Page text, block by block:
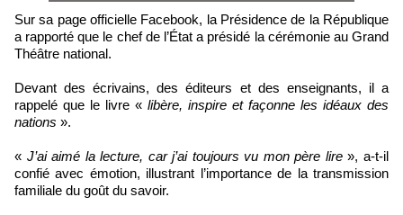
Sur sa page officielle Facebook, la Présidence de la République
a rapporté que le chef de l’État a présidé la cérémonie au Grand
Théâtre national.
Devant des écrivains, des éditeurs et des enseignants, il a
rappelé que le livre « libère, inspire et façonne les idéaux des
nations ».
« J’ai aimé la lecture, car j’ai toujours vu mon père lire», a-t-il
confié avec émotion, illustrant l’importance de la transmission
familiale du goût du savoir.